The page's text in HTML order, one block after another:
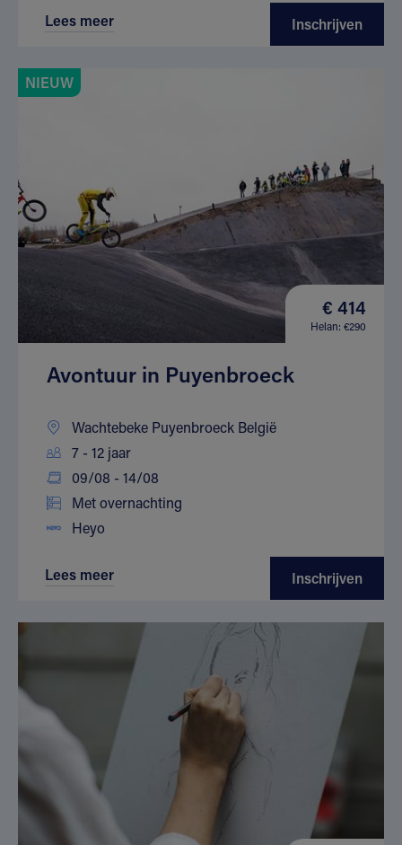
Lees meer Inschrijven
NIEUW
€ 414
Helan: €290
Avontuur in Puyenbroeck
Wachtebeke Puyenbroeck België
7 - 12 jaar
09/08 - 14/08
Met overnachting
Heyo
Lees meer Inschrijven